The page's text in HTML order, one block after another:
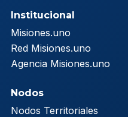
Institucional
Misiones.uno
Red Misiones.uno
Agencia Misiones.uno
Nodos
Nodos Territoriales